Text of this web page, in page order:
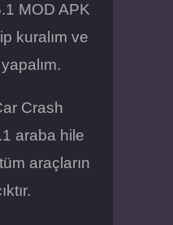
MOD APK
kuralım ve
Crash
araba hile
araçların